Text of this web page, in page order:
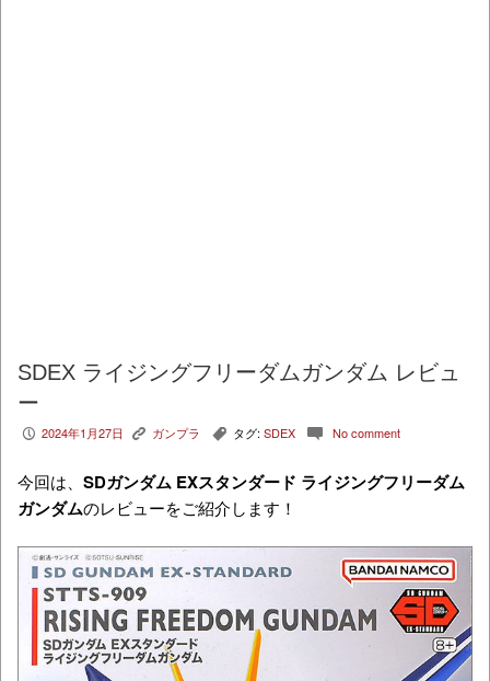
SDEX ライジングフリーダムガンダム レビュ
ー
P 2024年1月27日 K ガンプラ , タグ: SDEX c No comment
今回は、 SDガンダム EXスタンダード ライジングフリーダム
ガンダムのレビューをご紹介します！